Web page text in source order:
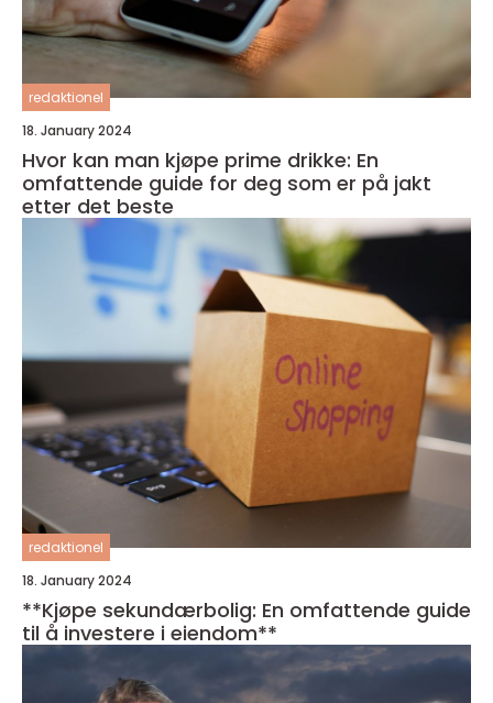
redaktionel
18. January 2024
Hvor kan man kjøpe prime drikke: En
omfattende guide for deg som er på jakt
etter det beste
redaktionel
18. January 2024
**Kjøpe sekundærbolig: En omfattende guide
til å investere i eiendom**